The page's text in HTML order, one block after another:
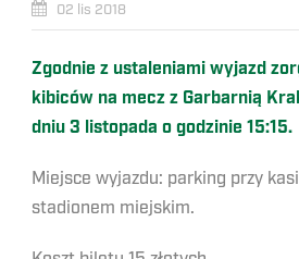
02 lis 2018
Zgodnie z ustaleniami wyjazd
kibiców na mecz z Garbarnią
dniu 3 listopada o godzinie 15:15.
Miejsce wyjazdu: parking przy
stadionem miejskim.